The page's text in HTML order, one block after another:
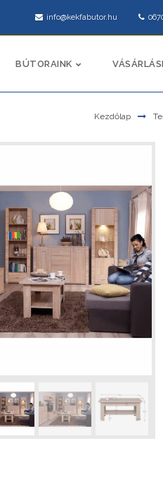
info@kekfabutor.hu
BÚTORAINK
Kezdőlap